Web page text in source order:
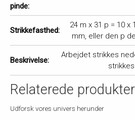
pinde:
Strikkefasthed:
24 m x 31 p = 10
mm, eller den p
Beskrivelse:
Arbejdet strikkes
Relaterede produkter
Udforsk vores univers herunder